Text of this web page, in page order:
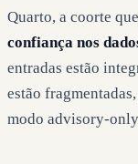
Quarto, a coorte
confiança nos
entradas estão
estão
modo advisory-